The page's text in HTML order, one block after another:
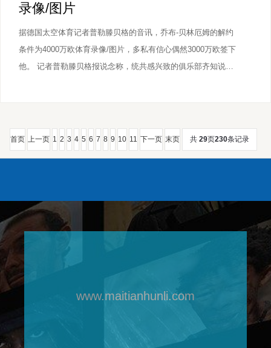
录像/图片
据德国太空体育记者普勒滕贝格的音讯，乔布-贝林厄姆的解约
条件为4000万欧体育录像/图片，多私有信心偶然3000万欧签下
他。 记者普勒滕贝格报说念称，统共感兴致的俱乐部齐知说念
姆在当
首页 上一页 1 2 3 4 5 6 7 8 9 10 11 下一页 末页 共 29页230条记录
www.maitianhunli.com